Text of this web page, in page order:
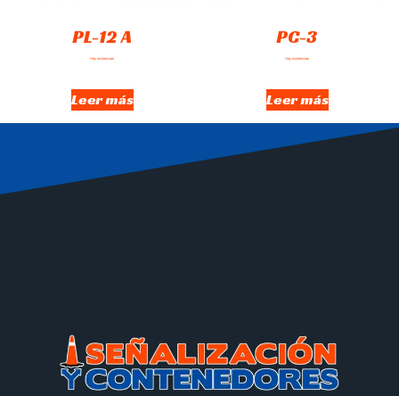
PL-12 A
Hay existencias
Leer más
PC-3
Hay existencias
Leer más